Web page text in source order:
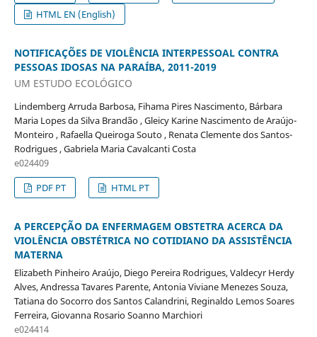
HTML EN (English)
NOTIFICAÇÕES DE VIOLÊNCIA INTERPESSOAL CONTRA
PESSOAS IDOSAS NA PARAÍBA, 2011-2019
UM ESTUDO ECOLÓGICO
Lindemberg Arruda Barbosa, Fihama Pires Nascimento, Bárbara
Maria Lopes da Silva Brandão , Gleicy Karine Nascimento de Araújo-
Monteiro , Rafaella Queiroga Souto , Renata Clemente dos Santos-
Rodrigues , Gabriela Maria Cavalcanti Costa
e024409
PDF PT
HTML PT
A PERCEPÇÃO DA ENFERMAGEM OBSTETRA ACERCA DA
VIOLÊNCIA OBSTÉTRICA NO COTIDIANO DA ASSISTÊNCIA
MATERNA
Elizabeth Pinheiro Araújo, Diego Pereira Rodrigues, Valdecyr Herdy
Alves, Andressa Tavares Parente, Antonia Viviane Menezes Souza,
Tatiana do Socorro dos Santos Calandrini, Reginaldo Lemos Soares
Ferreira, Giovanna Rosario Soanno Marchiori
e024414